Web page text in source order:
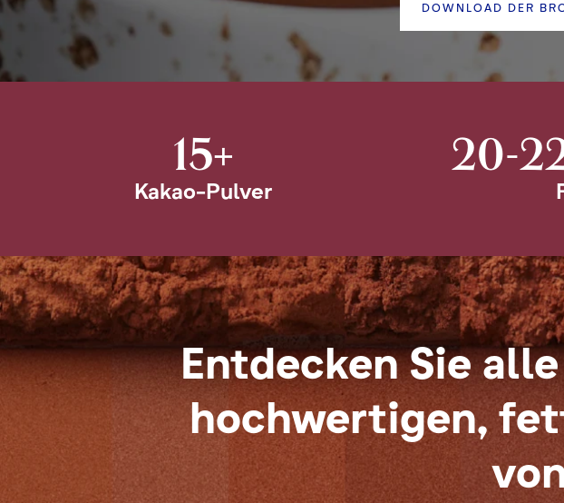
DOWNLOAD DER
15+
Kakao-Pulver
20-
Entdecken Sie
hochwertigen,